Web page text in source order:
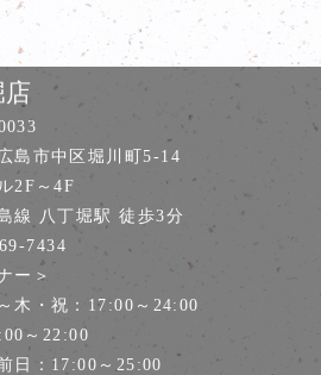
店
島市中区堀川町5-14
2F～4F
線 八丁堀駅 徒歩3分
7434
ー＞
木・祝：17:00～24:00
～22:00
日：17:00～25:00